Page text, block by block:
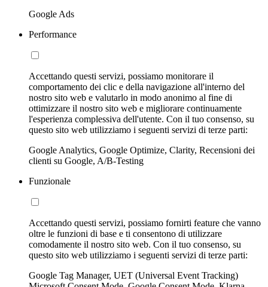
Google Ads
Performance
Accettando questi servizi, possiamo monitorare il
comportamento dei clic e della navigazione all'interno del
nostro sito web e valutarlo in modo anonimo al fine di
ottimizzare il nostro sito web e migliorare continuamente
l'esperienza complessiva dell'utente. Con il tuo consenso, su
questo sito web utilizziamo i seguenti servizi di terze parti:
Google Analytics, Google Optimize, Clarity, Recensioni dei
clienti su Google, A/B-Testing
Funzionale
Accettando questi servizi, possiamo fornirti feature che vanno
oltre le funzioni di base e ti consentono di utilizzare
comodamente il nostro sito web. Con il tuo consenso, su
questo sito web utilizziamo i seguenti servizi di terze parti:
Google Tag Manager, UET (Universal Event Tracking)